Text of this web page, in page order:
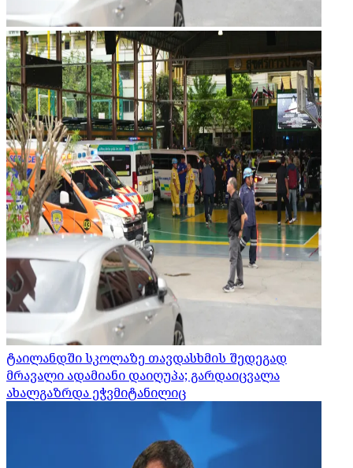
ტაილანდში სკოლაზე თავდასხმის შედეგად
მრავალი ადამიანი დაიღუპა; გარდაიცვალა
ახალგაზრდა ეჭვმიტანილიც